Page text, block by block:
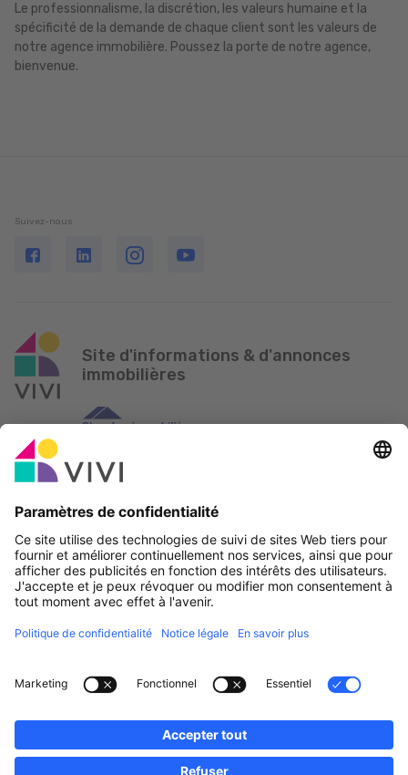
Le professionnalisme, la discrétion, les valeurs humaine et la
spécificité de la demande de chaque client sont les valeurs de
notre agence immobilière. Poussez la porte de notre agence,
bienvenue.
Suivez-nous
Site d'informations & d'annonces
immobilières
Professionnels, devenez membres!
Notice Légale